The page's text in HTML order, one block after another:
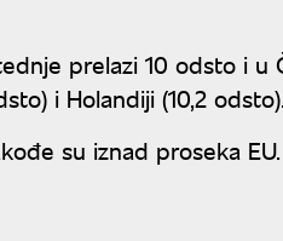
prelazi 10 odsto i u
i Holandiji (10,2 odsto).
su iznad proseka EU.